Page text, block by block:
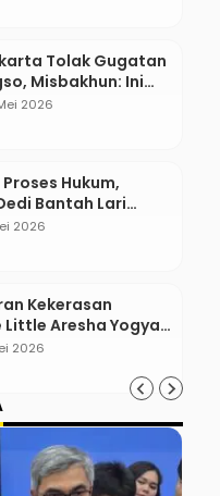
Tolak Gugatan
Misbakhun: Ini
Tahun Ke-66
2026
Hukum,
Bantah Lari
Terlibat Suap
2026
Kekerasan
Little Aresha Yogya,
Terlibat
2026